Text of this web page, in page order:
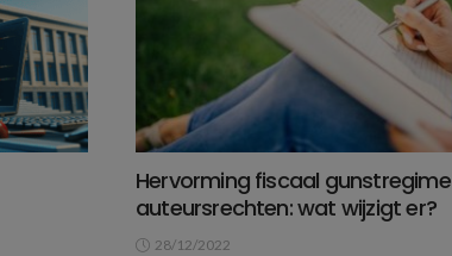
Hervorming fiscaal gunstregime
auteursrechten: wat wijzigt er?
28/12/2022